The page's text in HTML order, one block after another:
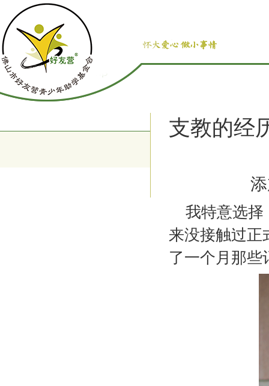
支教的经
我特意选择
来没接触过正
了一个月那些